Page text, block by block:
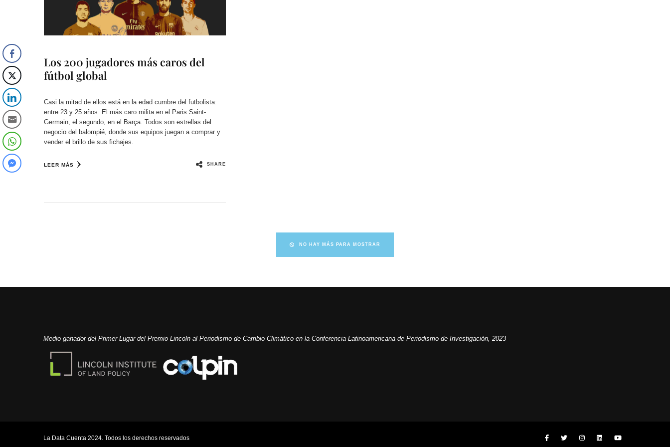
Los 200 jugadores más caros del
fútbol global
Casi la mitad de ellos está en la edad cumbre del futbolista:
entre 23 y 25 años. El más caro milita en el Paris Saint-
Germain, el segundo, en el Barça. Todos son estrellas del
negocio del balompié, donde sus equipos juegan a comprar y
vender el brillo de sus fichajes.
LEER MÁS SHARE
NO HAY MÁS PARA MOSTRAR
Medio ganador del Primer Lugar del Premio Lincoln al Periodismo de Cambio Climático en la Conferencia Latinoamericana de Periodismo de Investigación, 2023
La Data Cuenta 2024. Todos los derechos reservados